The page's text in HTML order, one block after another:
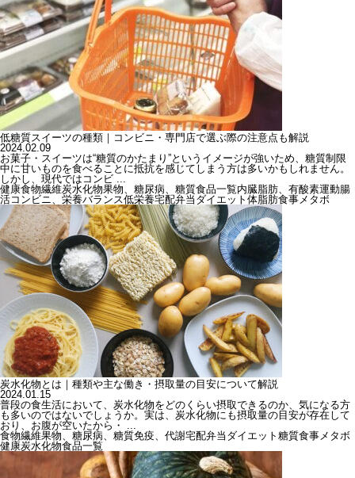
低糖質スイーツの種類｜コンビニ・専門店で選ぶ際の注意点も解説
2024.02.09
お菓子・スイーツは“糖質のかたまり”というイメージが強いため、糖質制限
中に甘いものを食べることに抵抗を感じてしまう方は多いかもしれません。
しかし、現代ではコンビ ...
健康食物繊維炭水化物果物、糖尿病、糖質食品一覧内臓脂肪、有酸素運動腸
活コンビニ、栄養バランス低栄養宅配弁当 ダイエット 体脂肪食事メタボ
炭水化物とは｜種類や主な働き・摂取量の目安について解説
2024.01.15
普段の食生活において、炭水化物をどのくらい摂取できるのか、気になる方
も多いのではないでしょうか。実は、炭水化物にも摂取量の目安が存在して
おり、お腹が空いたから・ ...
食物繊維果物、糖尿病、糖質免疫、代謝宅配弁当 ダイエット 糖質食事メタボ
健康炭水化物食品一覧